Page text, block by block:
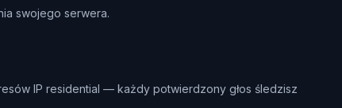
swojego serwera.
IP residential — każdy potwierdzony głos śledzisz